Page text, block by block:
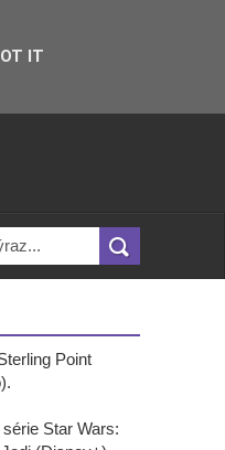
Point
Star Wars:
IT